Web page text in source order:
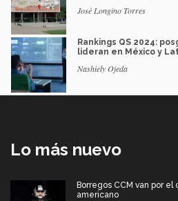
José Longino Torres
Rankings QS 2024:
lideran en México y
Nashiely Ojeda
Lo más nuevo
Borregos CCM van por
americano